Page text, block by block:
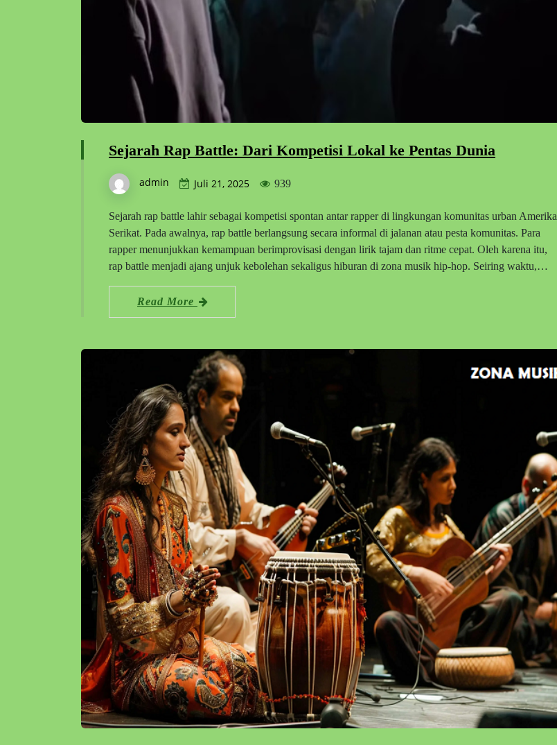
Sejarah Rap Battle: Dari Kompetisi Lokal ke Pentas Dunia
admin Juli 21, 2025 939
Sejarah rap battle lahir sebagai kompetisi spontan antar rapper di lingkungan komunitas urban Amerika
Serikat. Pada awalnya, rap battle berlangsung secara informal di jalanan atau pesta komunitas. Para
rapper menunjukkan kemampuan berimprovisasi dengan lirik tajam dan ritme cepat. Oleh karena itu,
rap battle menjadi ajang unjuk kebolehan sekaligus hiburan di zona musik hip-hop. Seiring waktu,…
Read More